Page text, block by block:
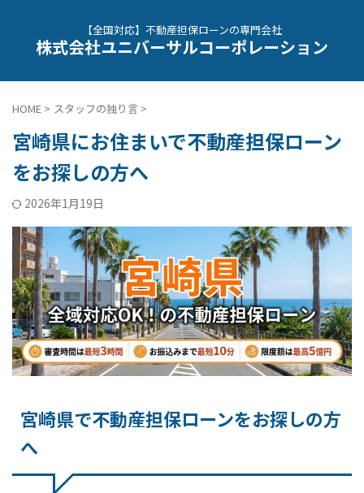
【全国対応】不動産担保ローンの専門会社
株式会社ユニバーサルコーポレーション
HOME > スタッフの独り言 >
宮崎県にお住まいで不動産担保ローン
をお探しの方へ
2026年1月19日
宮崎県で不動産担保ローンをお探しの方
へ